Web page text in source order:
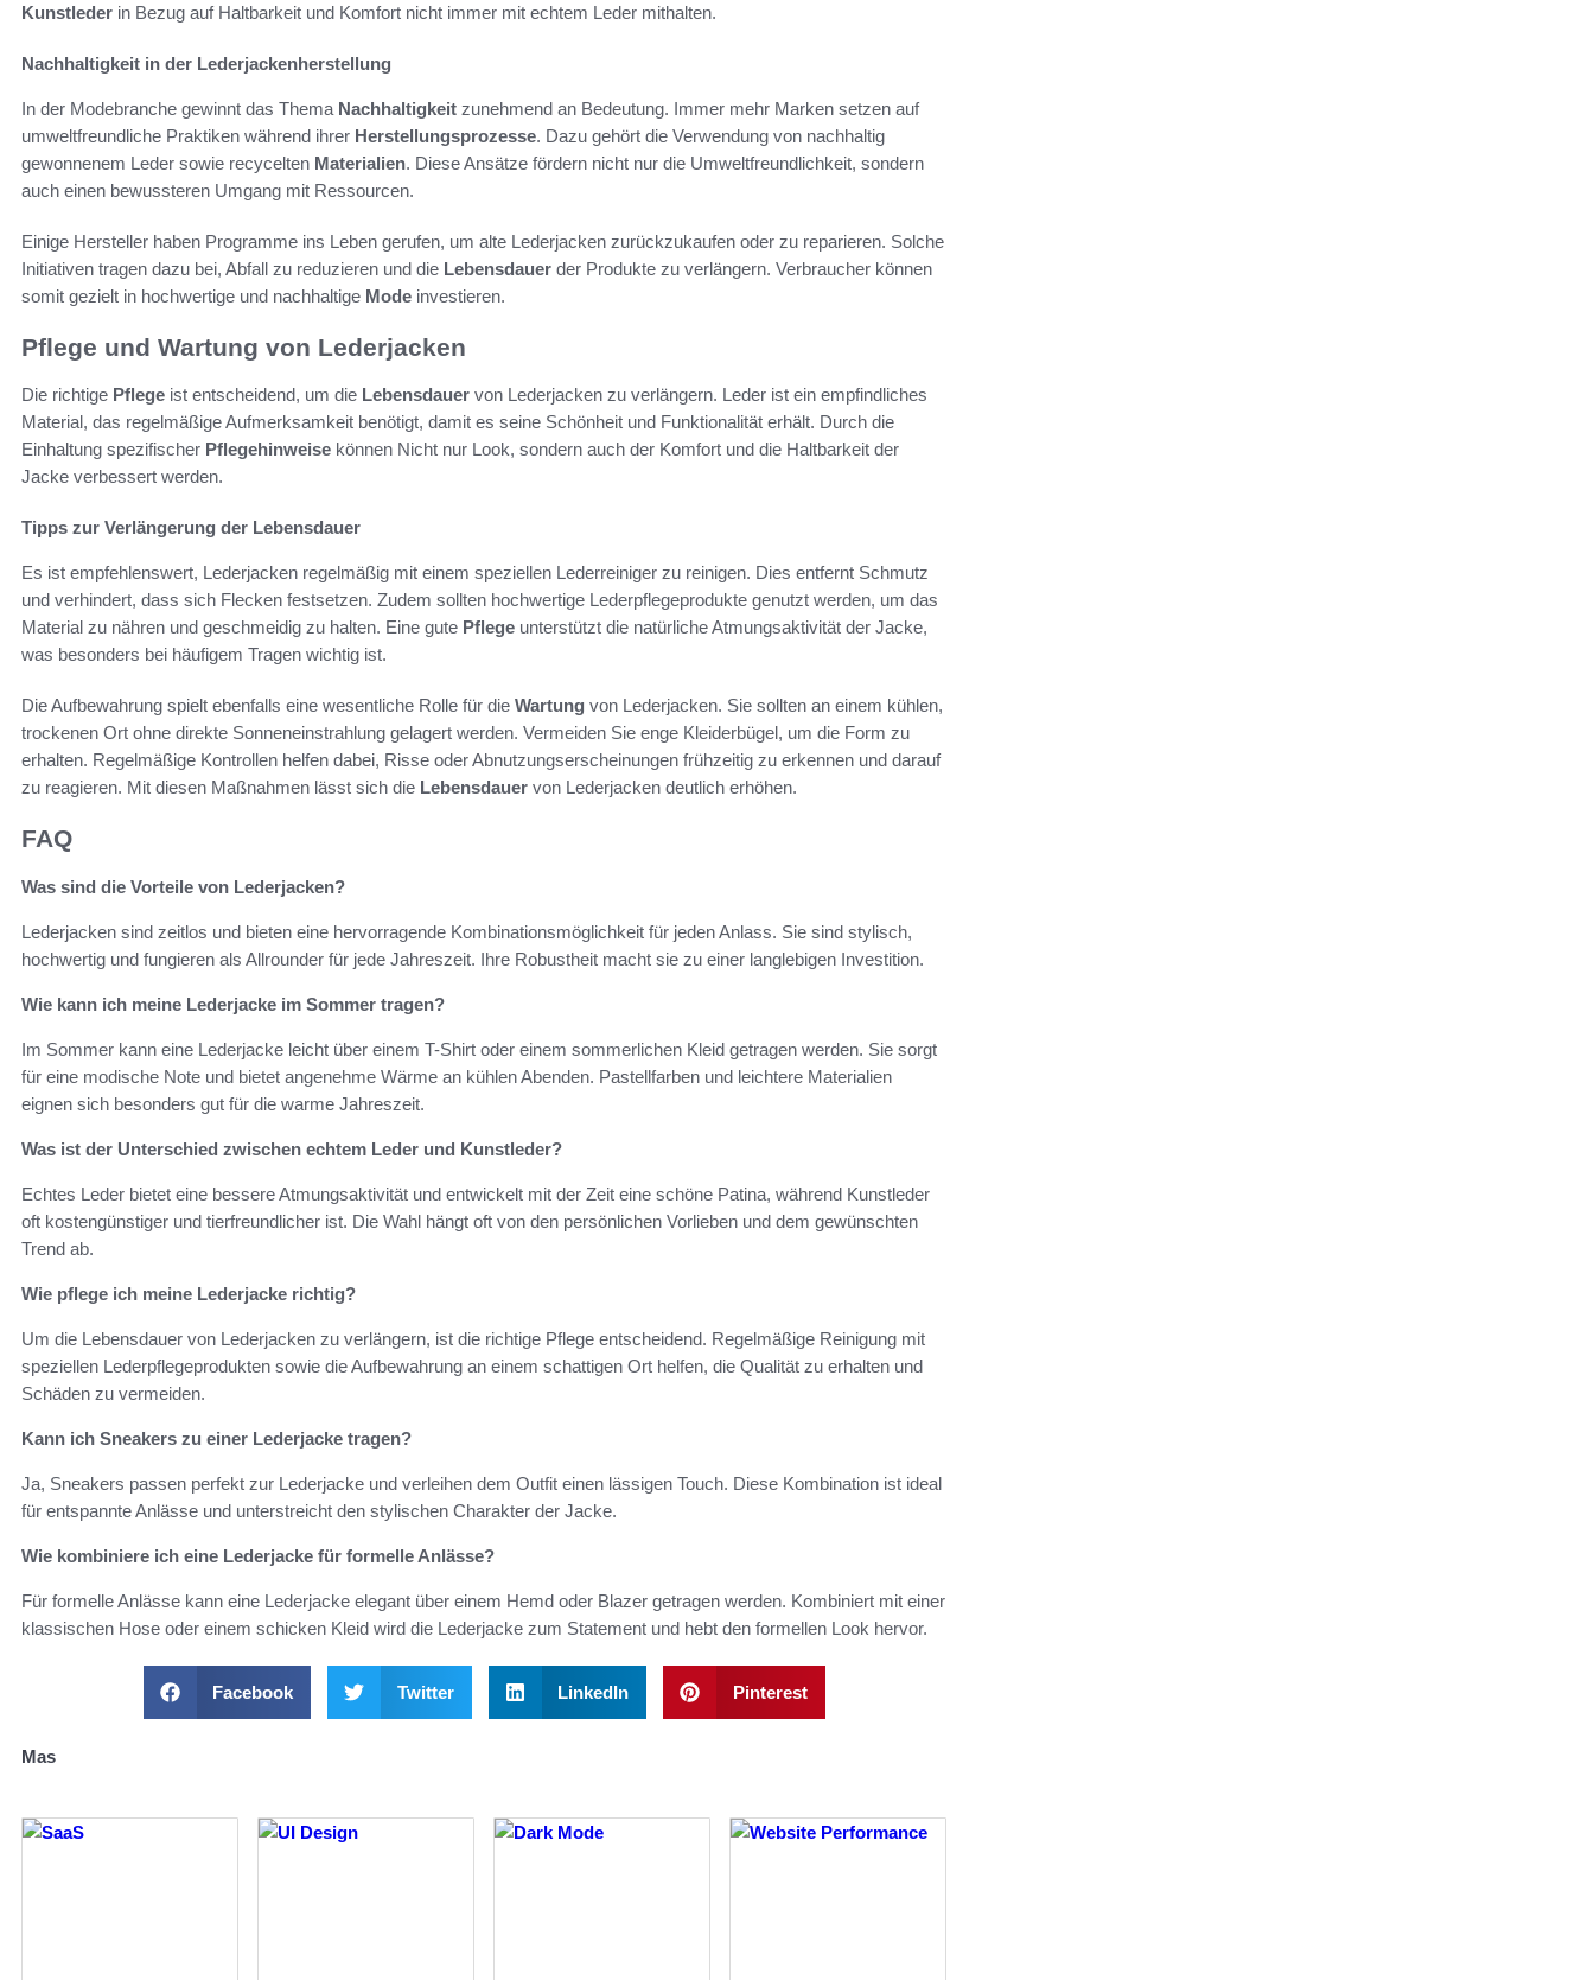
Kunstleder in Bezug auf Haltbarkeit und Komfort nicht immer mit echtem Leder mithalten.
Nachhaltigkeit in der Lederjackenherstellung
In der Modebranche gewinnt das Thema Nachhaltigkeit zunehmend an Bedeutung. Immer mehr Marken setzen auf
umweltfreundliche Praktiken während ihrer Herstellungsprozesse. Dazu gehört die Verwendung von nachhaltig
gewonnenem Leder sowie recycelten Materialien. Diese Ansätze fördern nicht nur die Umweltfreundlichkeit, sondern
auch einen bewussteren Umgang mit Ressourcen.
Einige Hersteller haben Programme ins Leben gerufen, um alte Lederjacken zurückzukaufen oder zu reparieren. Solche
Initiativen tragen dazu bei, Abfall zu reduzieren und die Lebensdauer der Produkte zu verlängern. Verbraucher können
somit gezielt in hochwertige und nachhaltige Mode investieren.
Pflege und Wartung von Lederjacken
Die richtige Pflege ist entscheidend, um die Lebensdauer von Lederjacken zu verlängern. Leder ist ein empfindliches
Material, das regelmäßige Aufmerksamkeit benötigt, damit es seine Schönheit und Funktionalität erhält. Durch die
Einhaltung spezifischer Pflegehinweise können Nicht nur Look, sondern auch der Komfort und die Haltbarkeit der
Jacke verbessert werden.
Tipps zur Verlängerung der Lebensdauer
Es ist empfehlenswert, Lederjacken regelmäßig mit einem speziellen Lederreiniger zu reinigen. Dies entfernt Schmutz
und verhindert, dass sich Flecken festsetzen. Zudem sollten hochwertige Lederpflegeprodukte genutzt werden, um das
Material zu nähren und geschmeidig zu halten. Eine gute Pflege unterstützt die natürliche Atmungsaktivität der Jacke,
was besonders bei häufigem Tragen wichtig ist.
Die Aufbewahrung spielt ebenfalls eine wesentliche Rolle für die Wartung von Lederjacken. Sie sollten an einem kühlen,
trockenen Ort ohne direkte Sonneneinstrahlung gelagert werden. Vermeiden Sie enge Kleiderbügel, um die Form zu
erhalten. Regelmäßige Kontrollen helfen dabei, Risse oder Abnutzungserscheinungen frühzeitig zu erkennen und darauf
zu reagieren. Mit diesen Maßnahmen lässt sich die Lebensdauer von Lederjacken deutlich erhöhen.
FAQ
Was sind die Vorteile von Lederjacken?
Lederjacken sind zeitlos und bieten eine hervorragende Kombinationsmöglichkeit für jeden Anlass. Sie sind stylisch,
hochwertig und fungieren als Allrounder für jede Jahreszeit. Ihre Robustheit macht sie zu einer langlebigen Investition.
Wie kann ich meine Lederjacke im Sommer tragen?
Im Sommer kann eine Lederjacke leicht über einem T-Shirt oder einem sommerlichen Kleid getragen werden. Sie sorgt
für eine modische Note und bietet angenehme Wärme an kühlen Abenden. Pastellfarben und leichtere Materialien
eignen sich besonders gut für die warme Jahreszeit.
Was ist der Unterschied zwischen echtem Leder und Kunstleder?
Echtes Leder bietet eine bessere Atmungsaktivität und entwickelt mit der Zeit eine schöne Patina, während Kunstleder
oft kostengünstiger und tierfreundlicher ist. Die Wahl hängt oft von den persönlichen Vorlieben und dem gewünschten
Trend ab.
Wie pflege ich meine Lederjacke richtig?
Um die Lebensdauer von Lederjacken zu verlängern, ist die richtige Pflege entscheidend. Regelmäßige Reinigung mit
speziellen Lederpflegeprodukten sowie die Aufbewahrung an einem schattigen Ort helfen, die Qualität zu erhalten und
Schäden zu vermeiden.
Kann ich Sneakers zu einer Lederjacke tragen?
Ja, Sneakers passen perfekt zur Lederjacke und verleihen dem Outfit einen lässigen Touch. Diese Kombination ist ideal
für entspannte Anlässe und unterstreicht den stylischen Charakter der Jacke.
Wie kombiniere ich eine Lederjacke für formelle Anlässe?
Für formelle Anlässe kann eine Lederjacke elegant über einem Hemd oder Blazer getragen werden. Kombiniert mit einer
klassischen Hose oder einem schicken Kleid wird die Lederjacke zum Statement und hebt den formellen Look hervor.
Facebook Twitter LinkedIn Pinterest
Mas